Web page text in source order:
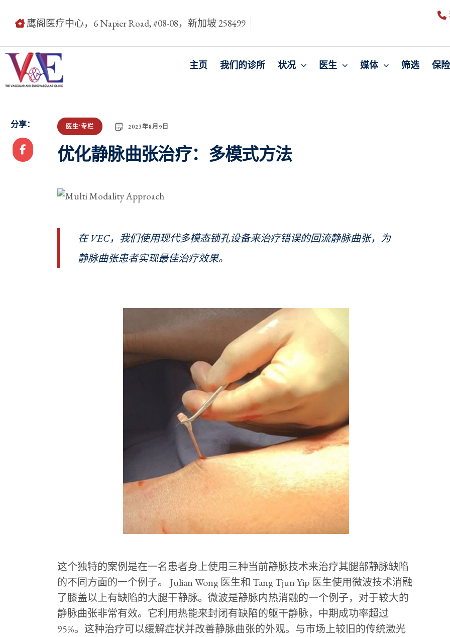
鹰阁医疗中心，6 Napier Road, #08-08，新加坡 258499
主页 我们的诊所 状况 医生 媒体 筛选 保险
分享： 医生'专栏 2023年8月9日
优化静脉曲张治疗：多模式方法
在 VEC，我们使用现代多模态锁孔设备来治疗错误的回流静脉曲张，为
静脉曲张患者实现最佳治疗效果。
这个独特的案例是在一名患者身上使用三种当前静脉技术来治疗其腿部静脉缺陷
的不同方面的一个例子。 Julian Wong 医生和 Tang Tjun Yip 医生使用微波技术消融
了膝盖以上有缺陷的大腿干静脉。微波是静脉内热消融的一个例子，对于较大的
静脉曲张非常有效。它利用热能来封闭有缺陷的躯干静脉，中期成功率超过
95%。这种治疗可以缓解症状并改善静脉曲张的外观。与市场上较旧的传统激光